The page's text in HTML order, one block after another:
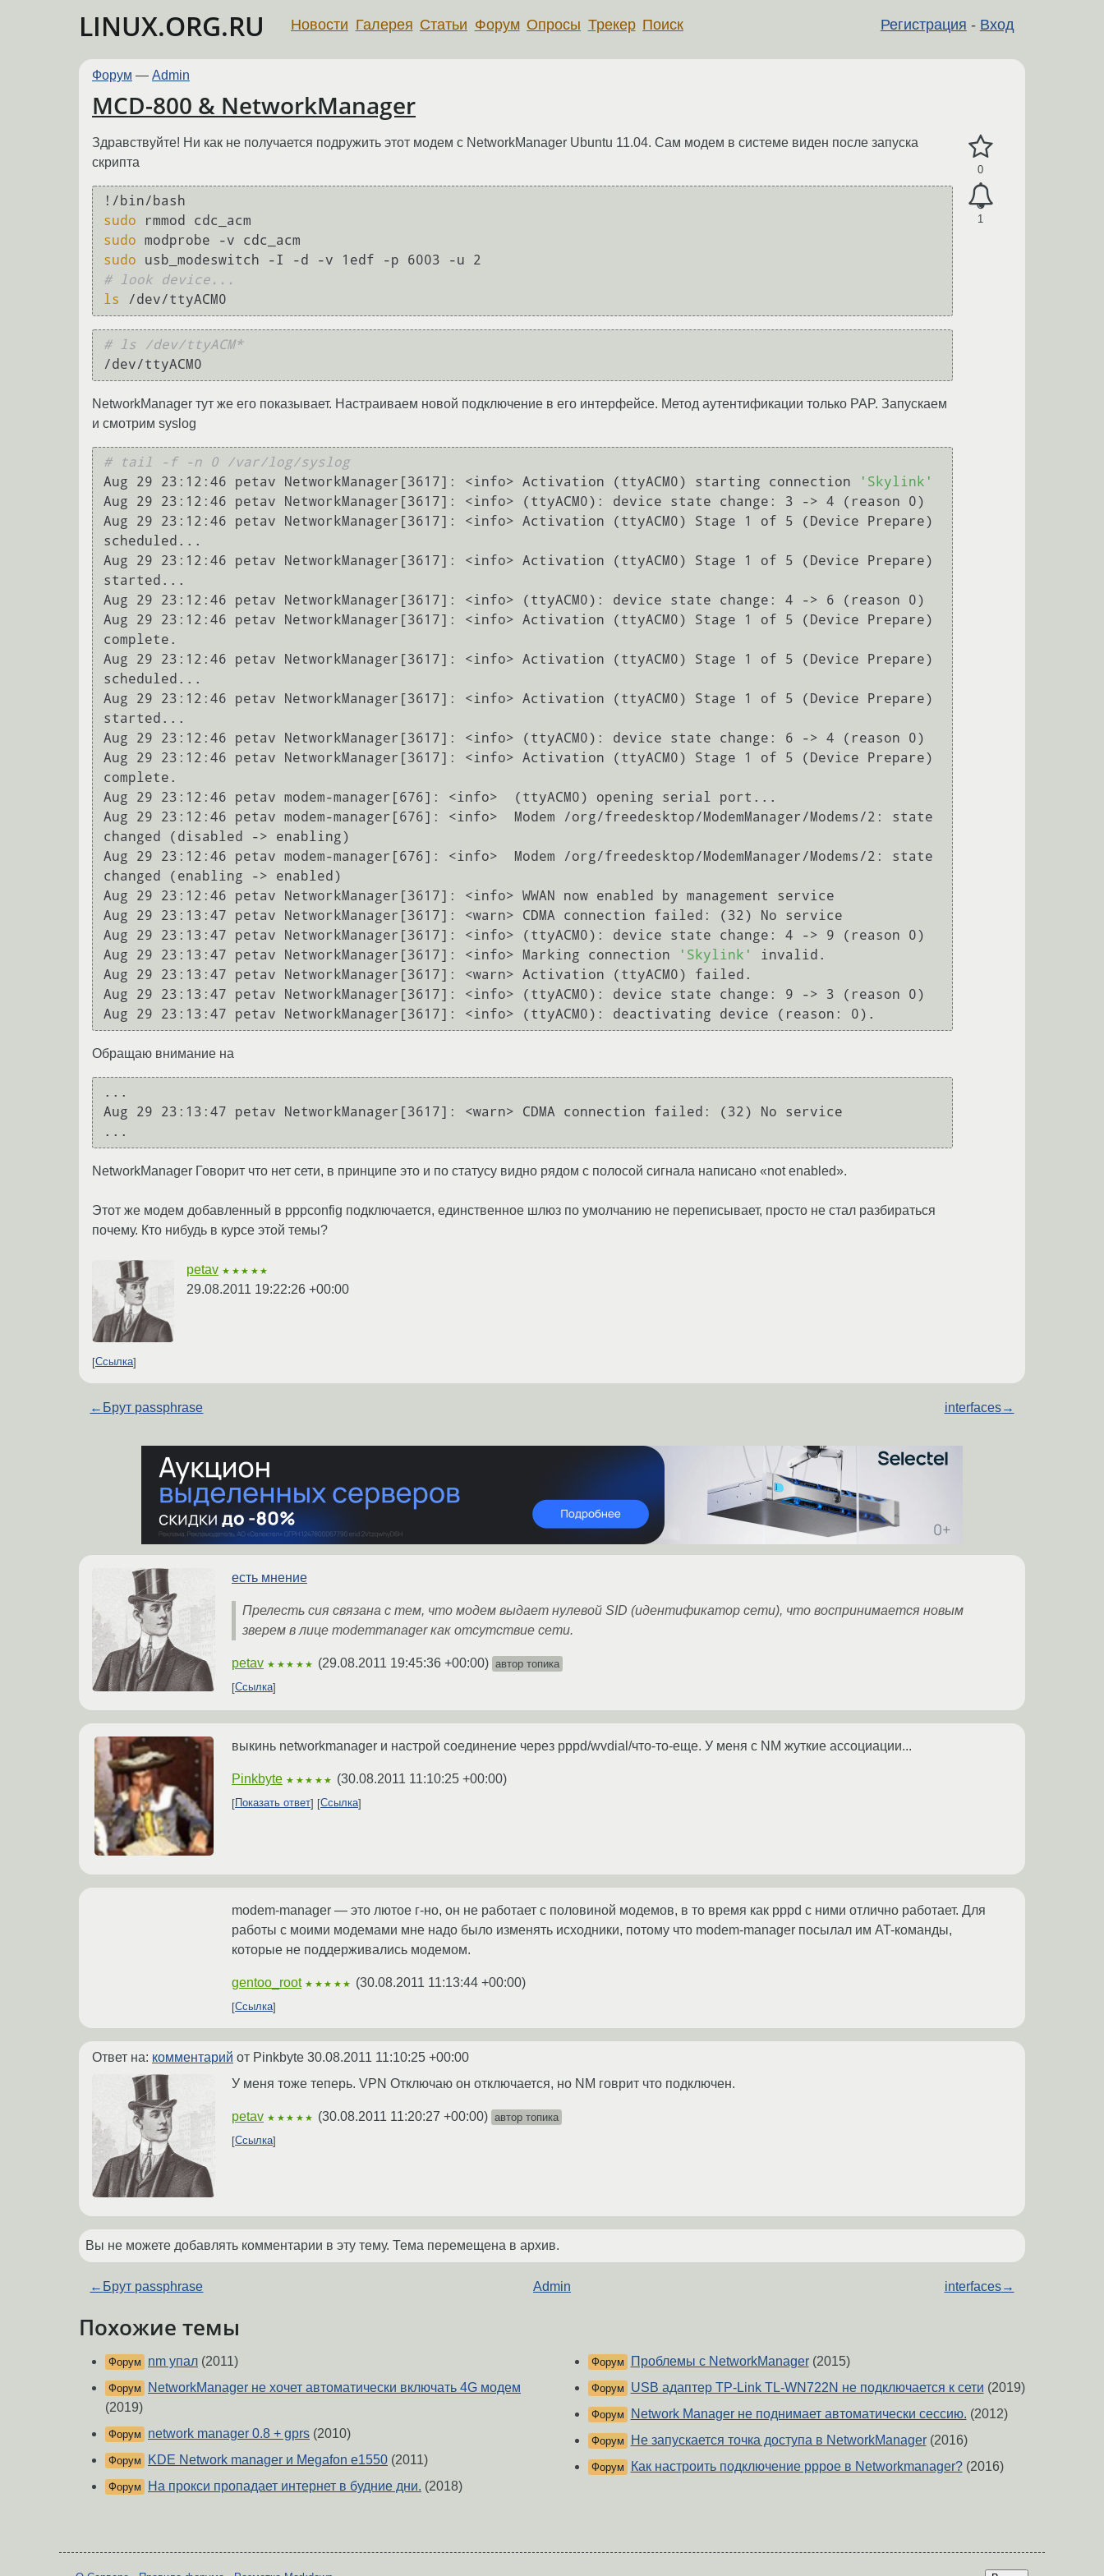
LINUX.ORG.RU Регистрация - Вход
Новости Галерея Статьи Форум Опросы Трекер Поиск
Форум — Admin
MCD-800 & NetworkManager
0
1
Здравствуйте! Ни как не получается подружить этот модем с NetworkManager Ubuntu 11.04. Сам модем в системе виден после запуска
скрипта
sudo
sudo
sudo
# look device...
ls
# ls /dev/ttyACM*
NetworkManager тут же его показывает. Настраиваем новой подключение в его интерфейсе. Метод аутентификации только PAP. Запускаем
и смотрим syslog
# tail -f -n 0 /var/log/syslog
Aug 29 23:12:46 petav NetworkManager[3617]: <info> Activation (ttyACM0) starting connection
'Skylink'
Aug 29 23:12:46 petav NetworkManager[3617]: <info> (ttyACM0): device state change: 3 -> 4 (reason 0)
Aug 29 23:12:46 petav NetworkManager[3617]: <info> Activation (ttyACM0) Stage 1 of 5 (Device Prepare)
scheduled...
Aug 29 23:12:46 petav NetworkManager[3617]: <info> Activation (ttyACM0) Stage 1 of 5 (Device Prepare)
started...
Aug 29 23:12:46 petav NetworkManager[3617]: <info> (ttyACM0): device state change: 4 -> 6 (reason 0)
Aug 29 23:12:46 petav NetworkManager[3617]: <info> Activation (ttyACM0) Stage 1 of 5 (Device Prepare)
complete.
Aug 29 23:12:46 petav NetworkManager[3617]: <info> Activation (ttyACM0) Stage 1 of 5 (Device Prepare)
scheduled...
Aug 29 23:12:46 petav NetworkManager[3617]: <info> Activation (ttyACM0) Stage 1 of 5 (Device Prepare)
started...
Aug 29 23:12:46 petav NetworkManager[3617]: <info> (ttyACM0): device state change: 6 -> 4 (reason 0)
Aug 29 23:12:46 petav NetworkManager[3617]: <info> Activation (ttyACM0) Stage 1 of 5 (Device Prepare)
complete.
Aug 29 23:12:46 petav modem-manager[676]: <info>  (ttyACM0) opening serial port...
Aug 29 23:12:46 petav modem-manager[676]: <info>  Modem /org/freedesktop/ModemManager/Modems/2: state
changed (disabled -> enabling)
Aug 29 23:12:46 petav modem-manager[676]: <info>  Modem /org/freedesktop/ModemManager/Modems/2: state
changed (enabling -> enabled)
Aug 29 23:12:46 petav NetworkManager[3617]: <info> WWAN now enabled by management service
Aug 29 23:13:47 petav NetworkManager[3617]: <warn> CDMA connection failed: (32) No service
Aug 29 23:13:47 petav NetworkManager[3617]: <info> (ttyACM0): device state change: 4 -> 9 (reason 0)
Aug 29 23:13:47 petav NetworkManager[3617]: <info> Marking connection
'Skylink'
invalid.
Aug 29 23:13:47 petav NetworkManager[3617]: <warn> Activation (ttyACM0) failed.
Aug 29 23:13:47 petav NetworkManager[3617]: <info> (ttyACM0): device state change: 9 -> 3 (reason 0)
Обращаю внимание на
...
Aug 29 23:13:47 petav NetworkManager[3617]: <warn> CDMA connection failed: (32) No service
NetworkManager Говорит что нет сети, в принципе это и по статусу видно рядом с полосой сигнала написано «not enabled».
Этот же модем добавленный в pppconfig подключается, единственное шлюз по умолчанию не переписывает, просто не стал разбираться
почему. Кто нибудь в курсе этой темы?
petav ★★★★★
29.08.2011 19:22:26 +00:00
Ссылка
← Брут passphrase interfaces→
есть мнение
Прелесть сия связана с тем, что модем выдает нулевой SID (идентификатор сети), что воспринимается новым
зверем в лице modemmanager как отсутствие сети.
petav ★★★★★ (29.08.2011 19:45:36 +00:00) автор топика
Ссылка
выкинь networkmanager и настрой соединение через pppd/wvdial/что-то-еще. У меня c NM жуткие ассоциации...
Pinkbyte ★★★★★ (30.08.2011 11:10:25 +00:00)
Показать ответ Ссылка
modem-manager — это лютое г-но, он не работает с половиной модемов, в то время как pppd с ними отлично работает. Для
работы с моими модемами мне надо было изменять исходники, потому что modem-manager посылал им AT-команды,
которые не поддерживались модемом.
gentoo_root ★★★★★ (30.08.2011 11:13:44 +00:00)
Ссылка
Ответ на: комментарий от Pinkbyte 30.08.2011 11:10:25 +00:00
У меня тоже теперь. VPN Отключаю он отключается, но NM говрит что подключен.
petav ★★★★★ (30.08.2011 11:20:27 +00:00) автор топика
Ссылка
Вы не можете добавлять комментарии в эту тему. Тема перемещена в архив.
← Брут passphrase Admin interfaces→
Похожие темы
Форум nm упал (2011)
Форум
NetworkManager не хочет автоматически включать 4G модем
(2019)
Форум network manager 0.8 + gprs (2010)
Форум KDE Network manager и Megafon e1550 (2011)
Форум На прокси пропадает интернет в будние дни. (2018)
Форум Проблемы с NetworkManager(2015)
Форум USB адаптер TP-Link TL-WN722N не подключается к сети (2019)
Форум Network Manager не поднимает автоматически сессию. (2012)
Форум Не запускается точка доступа в NetworkManager(2016)
Форум Как настроить подключение pppoe в Networkmanager?(2016)